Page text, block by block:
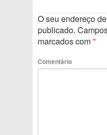
O seu endereço
publicado.
marcados com*
Comentário